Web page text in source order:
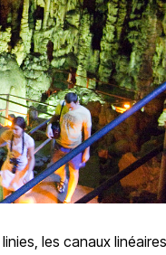
les canaux linéaires